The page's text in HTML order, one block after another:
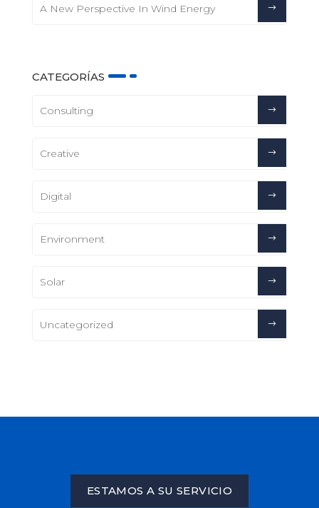
A New Perspective In Wind Energy
CATEGORÍAS
Consulting
Creative
Digital
Environment
Solar
Uncategorized
ESTAMOS A SU SERVICIO